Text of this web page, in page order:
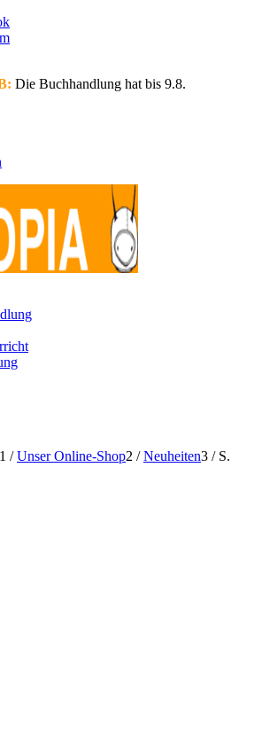
Die Buchhandlung hat bis 9.8.
1 / Unser Online-Shop2 / Neuheiten3 / S.